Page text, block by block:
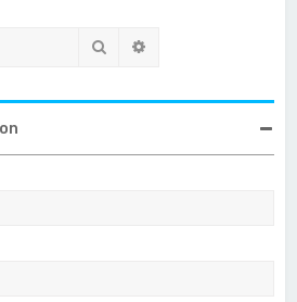
Rechercher